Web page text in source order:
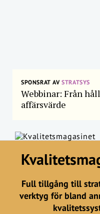
SPONSRAT AVSTRATSYS
Webbinar: Från
affärsvärde
Full tillgång till
verktyg för bland